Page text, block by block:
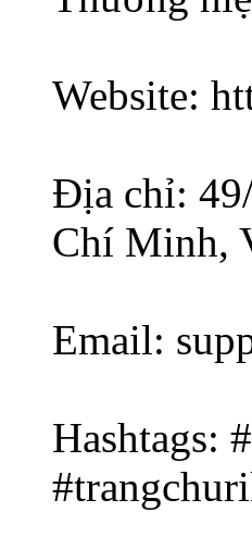
Website:
Địa chỉ:
Chí Minh,
Email:
Hashtags: